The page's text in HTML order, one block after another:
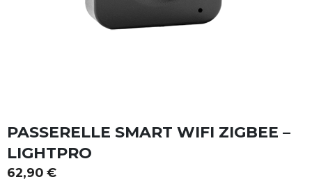
PASSERELLE SMART WIFI ZIGBEE –
LIGHTPRO
62,90 €